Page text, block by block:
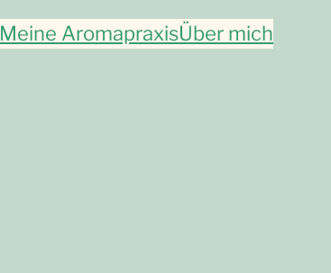
Meine AromapraxisÜber mich